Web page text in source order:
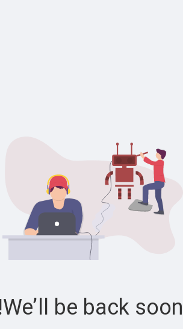
We’ll be back soon!